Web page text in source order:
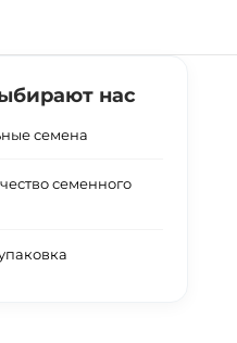
нас
семена
семенного